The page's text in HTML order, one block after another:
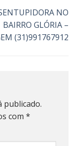
NO
BAIRRO GLÓRIA –
(31)991767912
publicado.
com *